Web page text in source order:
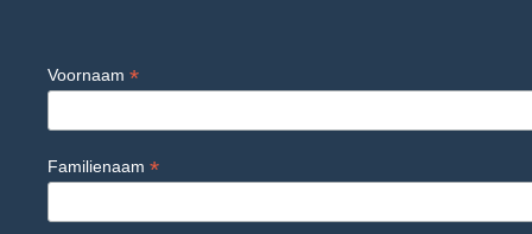
Voornaam *
Familienaam *